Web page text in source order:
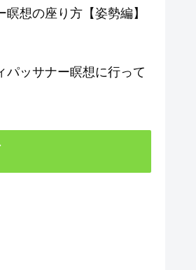
瞑想の座り方【姿勢編】
パッサナー瞑想に行って